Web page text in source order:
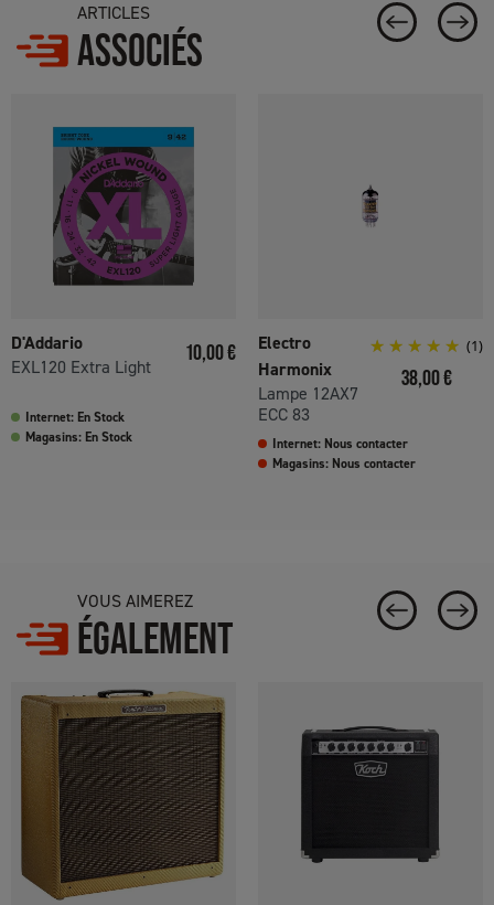
ARTICLES
ASSOCIÉS
D'Addario
EXL120 Extra Light
Prix
10,00 €
Internet: En Stock
Magasins: En Stock
Electro
Harmonix
Lampe 12AX7
ECC 83
(1)
Prix
38,00 €
Internet: Nous contacter
Magasins: Nous contacter
VOUS AIMEREZ
ÉGALEMENT